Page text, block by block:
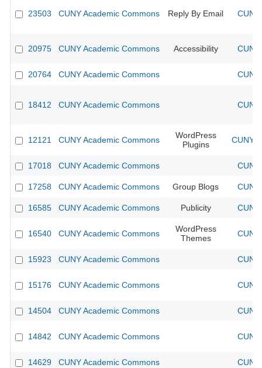
23503 CUNY Academic Commons Reply By Email
20975 CUNY Academic Commons Accessibility
20764 CUNY Academic Commons
18412 CUNY Academic Commons
12121 CUNY Academic Commons
WordPress
Plugins
CUNY
17018 CUNY Academic Commons
17258 CUNY Academic Commons Group Blogs
16585 CUNY Academic Commons Publicity
16540 CUNY Academic Commons
WordPress
Themes
15923 CUNY Academic Commons
15176 CUNY Academic Commons
14504 CUNY Academic Commons
14842 CUNY Academic Commons
14629 CUNY Academic Commons